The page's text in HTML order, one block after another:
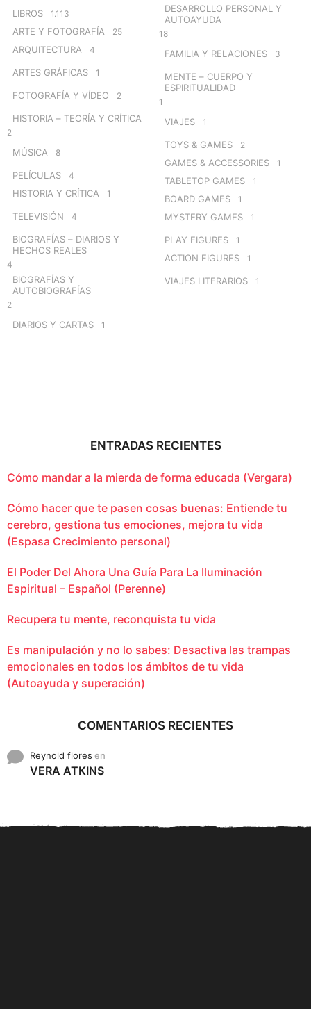
LIBROS 1.113
ARTE Y FOTOGRAFÍA 25
ARQUITECTURA 4
ARTES GRÁFICAS 1
FOTOGRAFÍA Y VÍDEO 2
HISTORIA – TEORÍA Y CRÍTICA
2
MÚSICA 8
PELÍCULAS 4
HISTORIA Y CRÍTICA 1
TELEVISIÓN 4
BIOGRAFÍAS – DIARIOS Y
HECHOS REALES
4
BIOGRAFÍAS Y
AUTOBIOGRAFÍAS
2
DIARIOS Y CARTAS 1
DESARROLLO PERSONAL Y
AUTOAYUDA
18
FAMILIA Y RELACIONES 3
MENTE – CUERPO Y
ESPIRITUALIDAD
1
VIAJES 1
TOYS & GAMES 2
GAMES & ACCESSORIES 1
TABLETOP GAMES 1
BOARD GAMES 1
MYSTERY GAMES 1
PLAY FIGURES 1
ACTION FIGURES 1
VIAJES LITERARIOS 1
ENTRADAS RECIENTES
Cómo mandar a la mierda de forma educada (Vergara)
Cómo hacer que te pasen cosas buenas: Entiende tu
cerebro, gestiona tus emociones, mejora tu vida
(Espasa Crecimiento personal)
El Poder Del Ahora Una Guía Para La Iluminación
Espiritual – Español (Perenne)
Recupera tu mente, reconquista tu vida
Es manipulación y no lo sabes: Desactiva las trampas
emocionales en todos los ámbitos de tu vida
(Autoayuda y superación)
COMENTARIOS RECIENTES
Reynold flores en
VERA ATKINS